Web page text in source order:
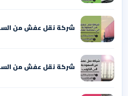
شركة نقل عفش من
شركة نقل عفش من